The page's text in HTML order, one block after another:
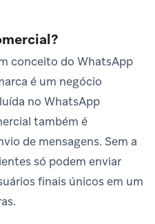
conceito do WhatsApp
é um negócio
no WhatsApp
também é
de mensagens. Sem a
só podem enviar
finais únicos em um